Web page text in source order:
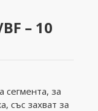
– 10
сегмента, за
със захват за